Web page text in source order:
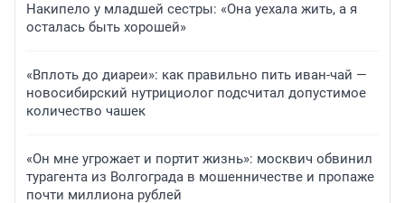
Накипело у младшей сестры: «Она уехала жить, а я
осталась быть хорошей»
«Вплоть до диареи»: как правильно пить иван-чай —
новосибирский нутрициолог подсчитал допустимое
количество чашек
«Он мне угрожает и портит жизнь»: москвич обвинил
турагента из Волгограда в мошенничестве и пропаже
почти миллиона рублей